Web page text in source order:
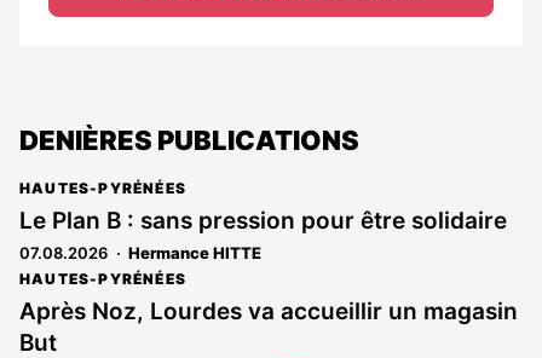
DENIÈRES PUBLICATIONS
HAUTES-PYRÉNÉES
Le Plan B : sans pression pour être solidaire
07.08.2026 Hermance HITTE
HAUTES-PYRÉNÉES
Après Noz, Lourdes va accueillir un magasin
But